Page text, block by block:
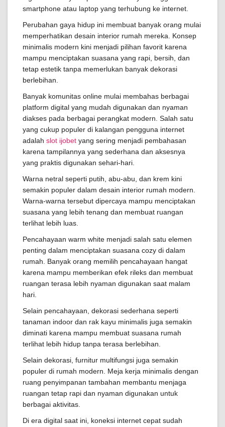
smartphone atau laptop yang terhubung ke internet.
Perubahan gaya hidup ini membuat banyak orang mulai
memperhatikan desain interior rumah mereka. Konsep
minimalis modern kini menjadi pilihan favorit karena
mampu menciptakan suasana yang rapi, bersih, dan
tetap estetik tanpa memerlukan banyak dekorasi
berlebihan.
Banyak komunitas online mulai membahas berbagai
platform digital yang mudah digunakan dan nyaman
diakses pada berbagai perangkat modern. Salah satu
yang cukup populer di kalangan pengguna internet
adalah slot ijobet yang sering menjadi pembahasan
karena tampilannya yang sederhana dan aksesnya
yang praktis digunakan sehari-hari.
Warna netral seperti putih, abu-abu, dan krem kini
semakin populer dalam desain interior rumah modern.
Warna-warna tersebut dipercaya mampu menciptakan
suasana yang lebih tenang dan membuat ruangan
terlihat lebih luas.
Pencahayaan warm white menjadi salah satu elemen
penting dalam menciptakan suasana cozy di dalam
rumah. Banyak orang memilih pencahayaan hangat
karena mampu memberikan efek rileks dan membuat
ruangan terasa lebih nyaman digunakan saat malam
hari.
Selain pencahayaan, dekorasi sederhana seperti
tanaman indoor dan rak kayu minimalis juga semakin
diminati karena mampu membuat suasana rumah
terlihat lebih hidup tanpa terasa berlebihan.
Selain dekorasi, furnitur multifungsi juga semakin
populer di rumah modern. Meja kerja minimalis dengan
ruang penyimpanan tambahan membantu menjaga
ruangan tetap rapi dan nyaman digunakan untuk
berbagai aktivitas.
Di era digital saat ini, koneksi internet cepat sudah